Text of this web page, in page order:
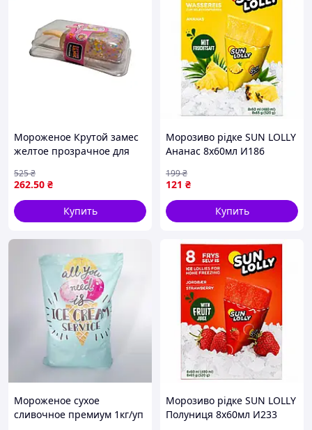
Мороженое Крутой замес
желтое прозрачное для
уникальным вкусом
MONSTERGUM
262.50 ₴
525₴
Купить
Морозиво рідке SUN LOLLY
Ананас 8х60мл И186
121 ₴
199₴
Купить
Мороженое сухое
сливочное премиум 1кг/уп
Морозиво рідке SUN LOLLY
Полуниця 8х60мл И233